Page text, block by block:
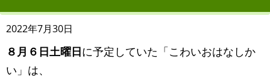
2022年7月30日
８月６日土曜日に予定していた「こわいおはなしか
い」は、